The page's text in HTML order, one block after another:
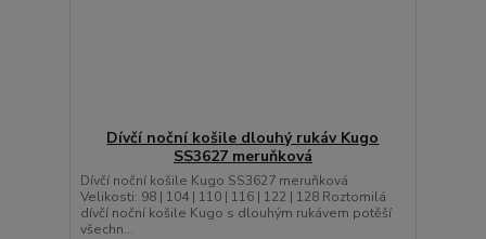
Dívčí noční košile dlouhý rukáv Kugo
SS3627 meruňková
Dívčí noční košile Kugo SS3627 meruňková
Velikosti: 98 | 104 | 110 | 116 | 122 | 128 Roztomilá
dívčí noční košile Kugo s dlouhým rukávem potěší
všechn...